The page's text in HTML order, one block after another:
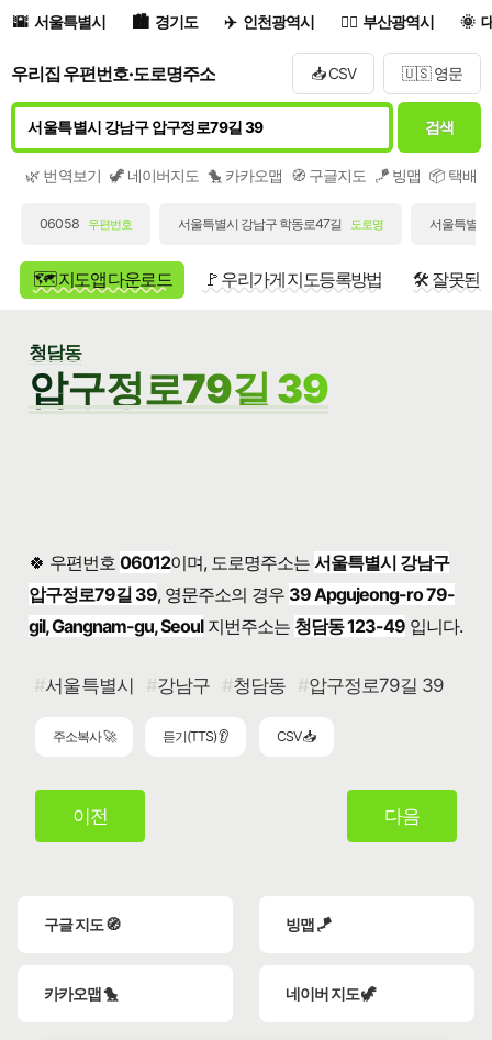
서울특별시 경기도 인천광역시 부산광역시
우리집 우편번호·도로명주소 📥 CSV 🇺🇸 영문
검색
🌿 번역보기 🦖 네이버지도 🐤 카카오맵 🧭 구글지도 🪁 빙맵 📦 택배/
06058 우편번호 서울특별시 강남구 학동로47길 도로명 서울특별
🗺️ 지도앱 다운로드 🚩 우리가게 지도등록방법 🛠️ 잘못된
청담동
압구정로79길 39
🍀 우편번호 06012이며, 도로명주소는서울특별시 강남구
압구정로79길 39, 영문주소의 경우 39 Apgujeong-ro 79-
gil, Gangnam-gu, Seoul지번주소는 청담동 123-49 입니다.
서울특별시 강남구 청담동 압구정로79길 39
주소복사 🚀 듣기(TTS) 👂 CSV 📥
이전 다음
구글 지도 🧭 빙맵 🪁
카카오맵 🐤 네이버 지도 🦖